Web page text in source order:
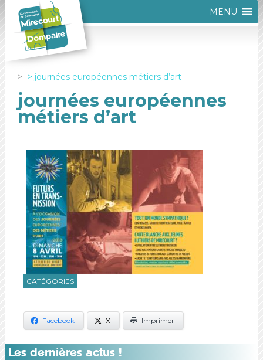
MENU
journées européennes métiers d’art
journées européennes
métiers d’art
CATÉGORIES
Facebook X Imprimer
Les dernières actus !